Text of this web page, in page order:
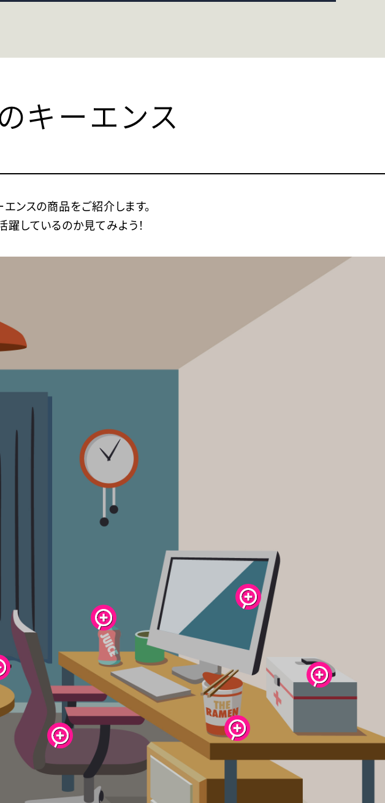
キーエンス
ンスの商品をご紹介します。
躍しているのか見てみよう！